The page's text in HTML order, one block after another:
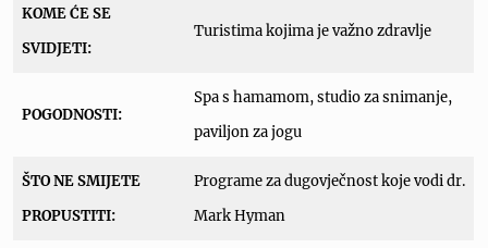
KOME ĆE SE
SVIDJETI:
Turistima kojima je važno zdravlje
POGODNOSTI:
Spa s hamamom, studio za snimanje,
paviljon za jogu
ŠTO NE SMIJETE
PROPUSTITI:
Programe za dugovječnost koje vodi dr.
Mark Hyman